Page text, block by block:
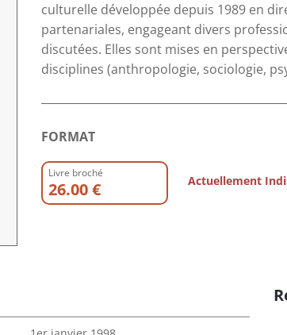
culturelle développée depuis 1989 en
partenariales, engageant divers
discutées. Elles sont mises en
disciplines (anthropologie, sociologie,
FORMAT
Livre broché
26.00 € Actuellement